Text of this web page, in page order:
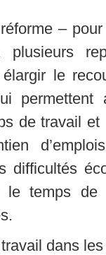
–
le
permettent
de travail
difficultés
le temps
dans